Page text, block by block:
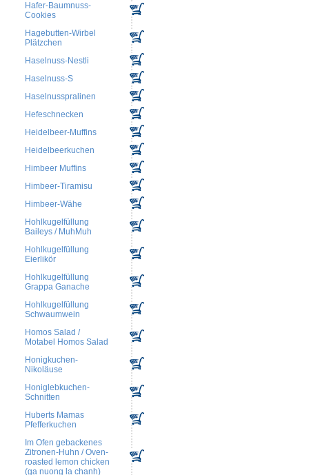
Hafer-Baumnuss-
Cookies
Hagebutten-Wirbel
Plätzchen
Haselnuss-Nestli
Haselnuss-S
Haselnusspralinen
Hefeschnecken
Heidelbeer-Muffins
Heidelbeerkuchen
Himbeer Muffins
Himbeer-Tiramisu
Himbeer-Wähe
Hohlkugelfüllung
Baileys / MuhMuh
Hohlkugelfüllung
Eierlikör
Hohlkugelfüllung
Grappa Ganache
Hohlkugelfüllung
Schwaumwein
Homos Salad /
Motabel Homos Salad
Honigkuchen-
Nikoläuse
Honiglebkuchen-
Schnitten
Huberts Mamas
Pfefferkuchen
Im Ofen gebackenes
Zitronen-Huhn / Oven-
roasted lemon chicken
(ga nuong la chanh)